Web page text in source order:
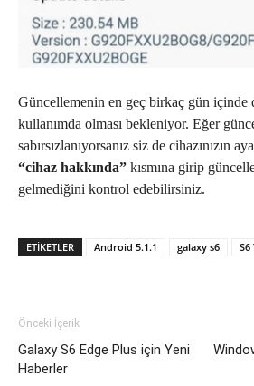
Güncellemenin en geç birkaç gün içinde
kullanımda olması bekleniyor. Eğer
sabırsızlanıyorsanız siz de cihazınızın
“cihaz hakkında” kısmına girip
gelmediğini kontrol edebilirsiniz.
ETIKETLER Android 5.1.1 galaxy s6
Önceki İçerik
Galaxy S6 Edge Plus için Yeni
Haberler